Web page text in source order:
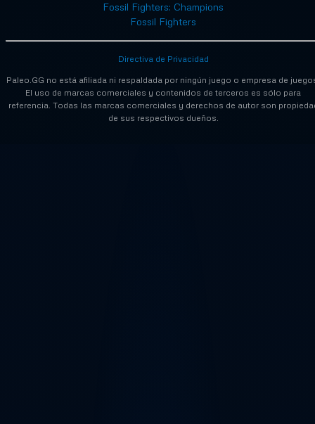
Fossil Fighters: Champions
Fossil Fighters
Paleo.GG no está afiliada ni respaldada por ningún juego o empresa de
El uso de marcas comerciales y contenidos de terceros es sólo para
referencia. Todas las marcas comerciales y derechos de autor son
de sus respectivos dueños.
Directiva de Privacidad